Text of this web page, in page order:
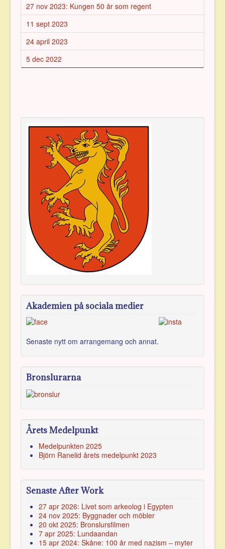
27 nov 2023: Kungen 50 år som regent
11 sept 2023
24 april 2023
5 dec 2022
Akademien på sociala medier
Senaste nytt om arran­gemang och annat.
Bronslurarna
Årets Medelpunkt
Medelpunkten 2025
Björn Ranelid årets medelpunkt 2023
Senaste After Work
27 apr 2026: Livet som arkeolog i Egypten
24 nov 2025: Byggnader och möbler
20 okt 2025: Bronslursfilmen
7 apr 2025: Lundaandan
15 apr 2024: Skåne: 100 år med nazism – myter